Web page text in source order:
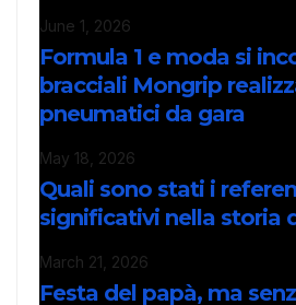
June 1, 2026
Formula 1 e moda si
bracciali Mongrip
pneumatici da gara
May 18, 2026
Quali sono stati i
significativi nella storia
March 21, 2026
Festa del papà, ma